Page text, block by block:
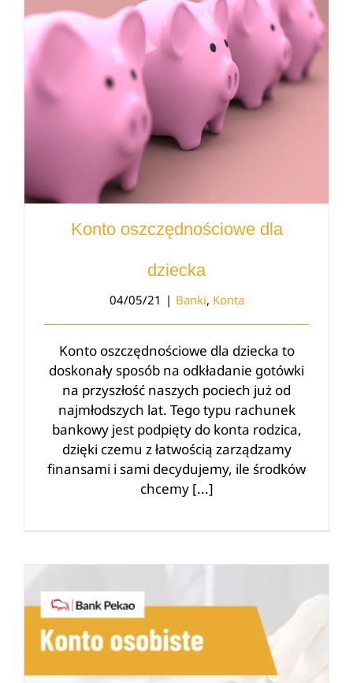
Konto oszczędnościowe dla
dziecka
04/05/21 | Banki, Konta
Konto oszczędnościowe dla dziecka to
doskonały sposób na odkładanie gotówki
na przyszłość naszych pociech już od
najmłodszych lat. Tego typu rachunek
bankowy jest podpięty do konta rodzica,
dzięki czemu z łatwością zarządzamy
finansami i sami decydujemy, ile środków
chcemy [...]